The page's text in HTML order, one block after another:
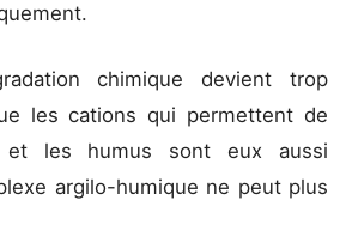
chimique devient trop
les cations qui permettent de
les humus sont eux aussi
argilo-humique ne peut plus